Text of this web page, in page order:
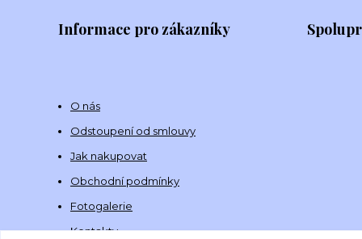
Informace pro zákazníky
O nás
Odstoupení od smlouvy
Jak nakupovat
Obchodní podmínky
Fotogalerie
Kontakty